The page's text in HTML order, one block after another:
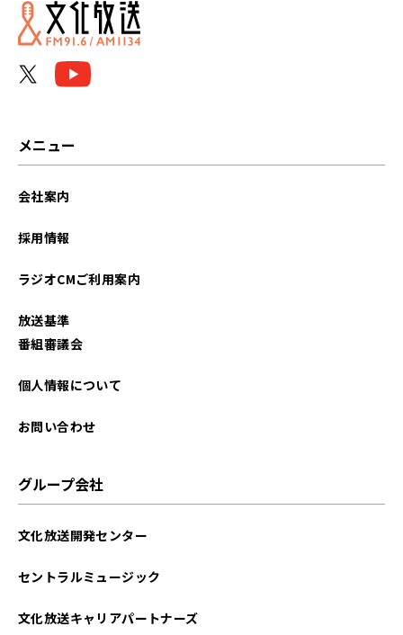
メニュー
会社案内
採用情報
ラジオCMご利用案内
放送基準
番組審議会
個人情報について
お問い合わせ
グループ会社
文化放送開発センター
セントラルミュージック
文化放送キャリアパートナーズ